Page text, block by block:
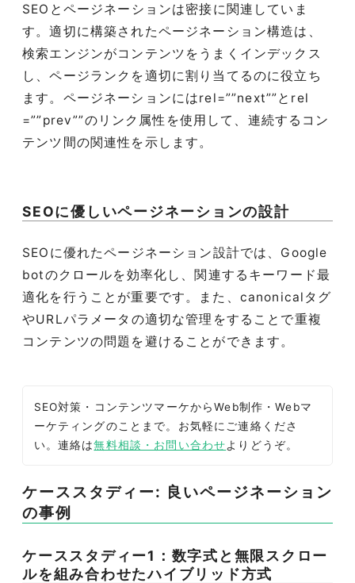
SEOとページネーションは密接に関連していま
す。適切に構築されたページネーション構造は、
検索エンジンがコンテンツをうまくインデックス
し、ページランクを適切に割り当てるのに役立ち
ます。ページネーションにはrel=””next””とrel
=””prev””のリンク属性を使用して、連続するコン
テンツ間の関連性を示します。
SEOに優しいページネーションの設計
SEOに優れたページネーション設計では、Google
botのクロールを効率化し、関連するキーワード最
適化を行うことが重要です。また、canonicalタグ
やURLパラメータの適切な管理をすることで重複
コンテンツの問題を避けることができます。
SEO対策・コンテンツマーケからWeb制作・Webマ
ーケティングのことまで。お気軽にご連絡くださ
い。連絡は無料相談・お問い合わせよりどうぞ。
ケーススタディー: 良いページネーション
の事例
ケーススタディー1：数字式と無限スクロー
ルを組み合わせたハイブリッド方式